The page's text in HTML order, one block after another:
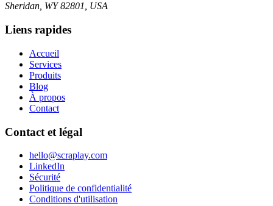
Sheridan, WY 82801, USA
Liens rapides
Accueil
Services
Produits
Blog
À propos
Contact
Contact et légal
hello@scraplay.com
LinkedIn
Sécurité
Politique de confidentialité
Conditions d'utilisation